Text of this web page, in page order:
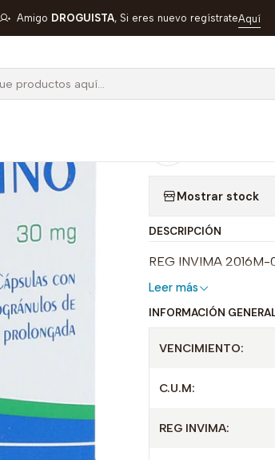
Amigo DROGUISTA, Si eres nuevo regístrateAquí
NIFEDIPINO 30 MG X 30 CAP- - EXPOFARMA-
Mostrar stock
DESCRIPCIÓN
REG INVIMA
Leer más
INFORMACIÓN
VENCIMIENTO:
C.U.M:
REG INVIMA: